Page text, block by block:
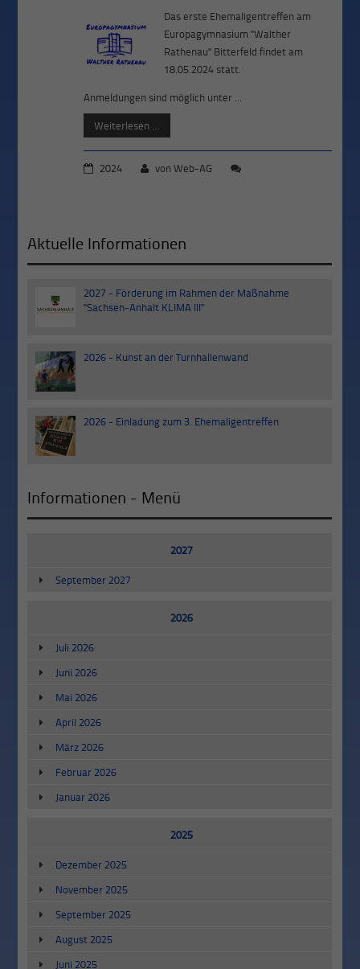
Das erste Ehemaligentreffen am
Europagymnasium "Walther
Rathenau" Bitterfeld findet am
18.05.2024 statt.
Anmeldungen sind möglich unter ...
Weiterlesen …
2024 vonWeb-AG
Aktuelle Informationen
30
2027 - Förderung im Rahmen der Maßnahme
"Sachsen-Anhalt KLIMA III"
03
Jul
2026 - Kunst an der Turnhallenwand
20
Jun
2026 - Einladung zum 3. Ehemaligentreffen
Informationen - Menü
2027
September 2027
2026
Juli 2026
Juni 2026
Mai 2026
April 2026
März 2026
Februar 2026
Januar 2026
2025
Dezember 2025
November 2025
September 2025
August 2025
Juni 2025